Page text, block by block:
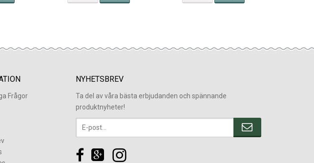
Frågor
NYHETSBREV
Ta del av våra bästa erbjudanden och spännande
produktnyheter!